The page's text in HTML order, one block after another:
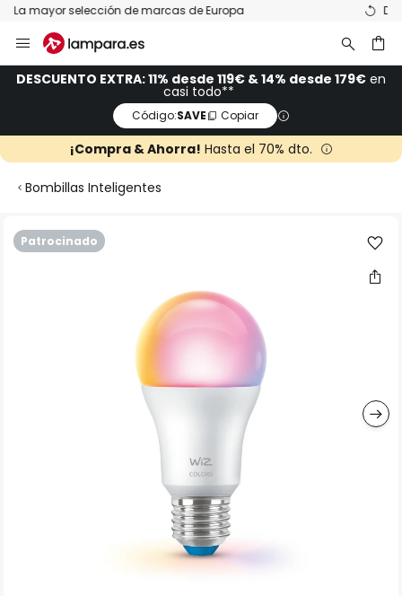
Devoluciones gratis en un plazo de 50 días
al
contenido
DESCUENTO EXTRA: 11% desde 119€ & 14% desde 179€ en
casi todo**
Código:SAVE Copiar
¡Compra & Ahorra! Hasta el 70% dto.
Bombillas Inteligentes
Patrocinado
Saltar
al